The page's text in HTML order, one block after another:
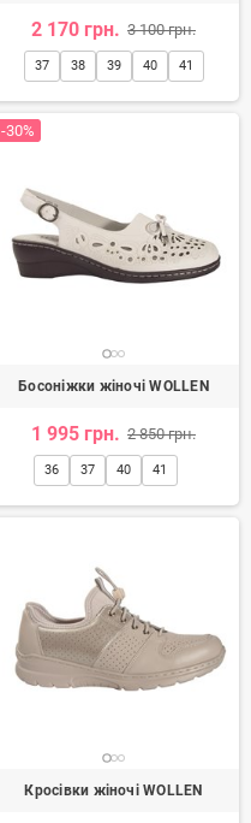
2 170 грн. 3 100 грн.
37 38 39 40 41
-30%
Босоніжки жіночі WOLLEN
1 995 грн. 2 850 грн.
36 37 40 41
Кросівки жіночі WOLLEN